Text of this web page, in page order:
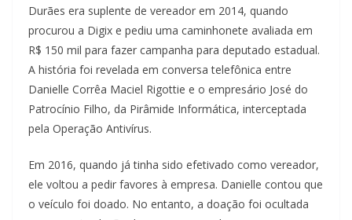
Durães era suplente de vereador em 2014, quando
procurou a Digix e pediu uma caminhonete avaliada em
R$ 150 mil para fazer campanha para deputado estadual.
A história foi revelada em conversa telefônica entre
Danielle Corrêa Maciel Rigottie e o empresário José do
Patrocínio Filho, da Pirâmide Informática, interceptada
pela Operação Antivírus.
Em 2016, quando já tinha sido efetivado como vereador,
ele voltou a pedir favores à empresa. Danielle contou que
o veículo foi doado. No entanto, a doação foi ocultada